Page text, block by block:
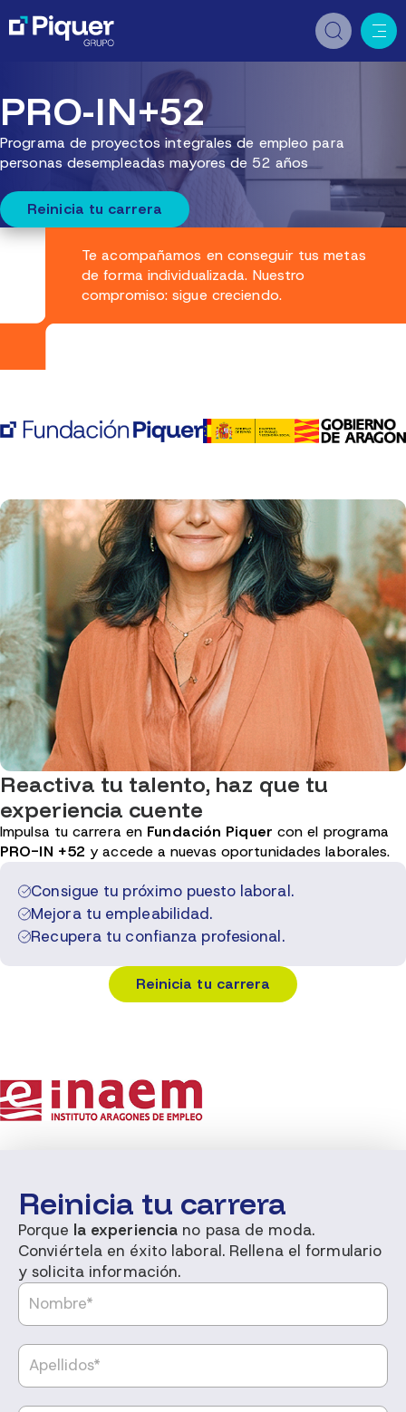
PRO-IN+52
Programa de proyectos integrales de empleo para
personas desempleadas mayores de 52 años
Reinicia tu carrera
Te acompañamos en conseguir tus metas
de forma individualizada. Nuestro
compromiso: sigue creciendo.
Reactiva tu talento, haz que tu
experiencia cuente
Impulsa tu carrera en Fundación Piquer con el programa
PRO-IN +52 y accede a nuevas oportunidades laborales.
Consigue tu próximo puesto laboral.
Mejora tu empleabilidad.
Recupera tu confianza profesional.
Reinicia tu carrera
Reinicia tu carrera
Porque la experiencia no pasa de moda.
Conviértela en éxito laboral. Rellena el formulario
y solicita información.